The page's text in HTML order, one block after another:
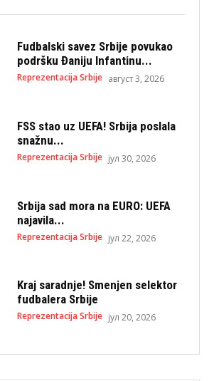
Fudbalski savez Srbije povukao
podršku Đaniju Infantinu...
Reprezentacija Srbije август 3, 2026
FSS stao uz UEFA! Srbija poslala
snažnu...
Reprezentacija Srbije јул 30, 2026
Srbija sad mora na EURO: UEFA
najavila...
Reprezentacija Srbije јул 22, 2026
Kraj saradnje! Smenjen selektor
fudbalera Srbije
Reprezentacija Srbije јул 20, 2026